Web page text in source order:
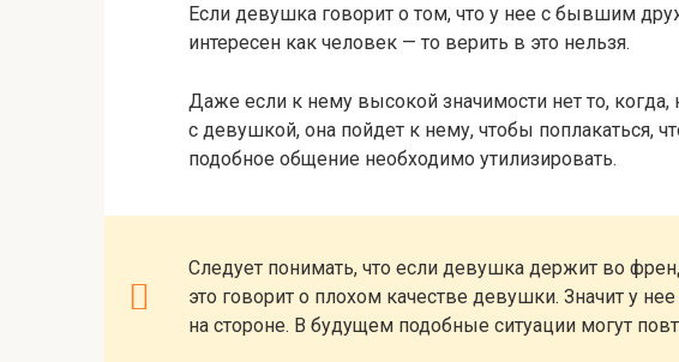
Если девушка говорит о том, что у нее с бывшим
интересен как человек — то верить в это нельзя.
Даже если к нему высокой значимости нет то, когда,
с девушкой, она пойдет к нему, чтобы поплакаться,
подобное общение необходимо утилизировать.
Следует понимать, что если девушка держит во
это говорит о плохом качестве девушки. Значит у
на стороне. В будущем подобные ситуации могут